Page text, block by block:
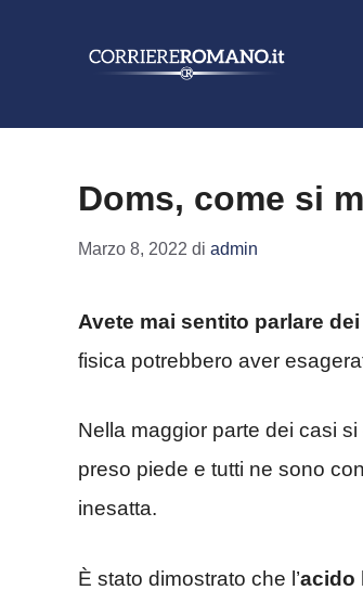
Doms, come si
Marzo 8, 2022 di admin
Avete mai sentito parlare
fisica potrebbero aver
Nella maggior parte dei casi
preso piede e tutti ne sono
inesatta.
È stato dimostrato che l’acido